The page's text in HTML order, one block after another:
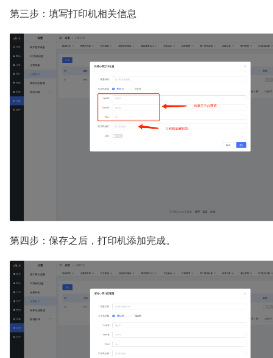
第三步：填写打印机相关信息
第四步：保存之后，打印机添加完成。